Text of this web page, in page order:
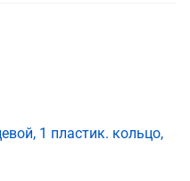
1 пластик. кольцо,